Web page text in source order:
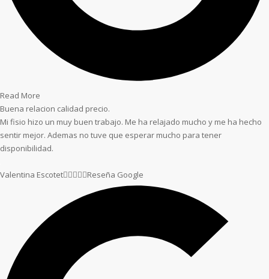
Read More
Buena relacion calidad precio.
Mi fisio hizo un muy buen trabajo. Me ha relajado mucho y me ha hecho
sentir mejor. Ademas no tuve que esperar mucho para tener
disponibilidad.
Valentina EscotetReseña Google